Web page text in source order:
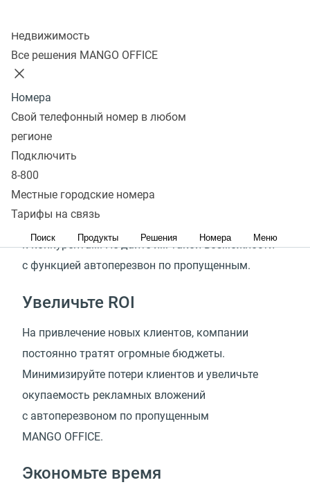
Недвижимость
Все решения MANGO OFFICE
Номера
Свой телефонный номер в любом
регионе
Подключить
8-800
Местные городские номера
Тарифы на связь
Поиск Продукты Решения Номера Меню
Получите максимум
с автоперезвоном
по пропущенным
Уменьшите отток клиентов
Клиенты не любят ждать, поэтому если быстро
не получают ответа, то тут же уходят за решением
к конкурентам. Не дайте им такой возможности
с функцией автоперезвон по пропущенным.
Увеличьте ROI
На привлечение новых клиентов, компании
постоянно тратят огромные бюджеты.
Минимизируйте потери клиентов и увеличьте
окупаемость рекламных вложений
с автоперезвоном по пропущенным
MANGO OFFICE.
Экономьте время